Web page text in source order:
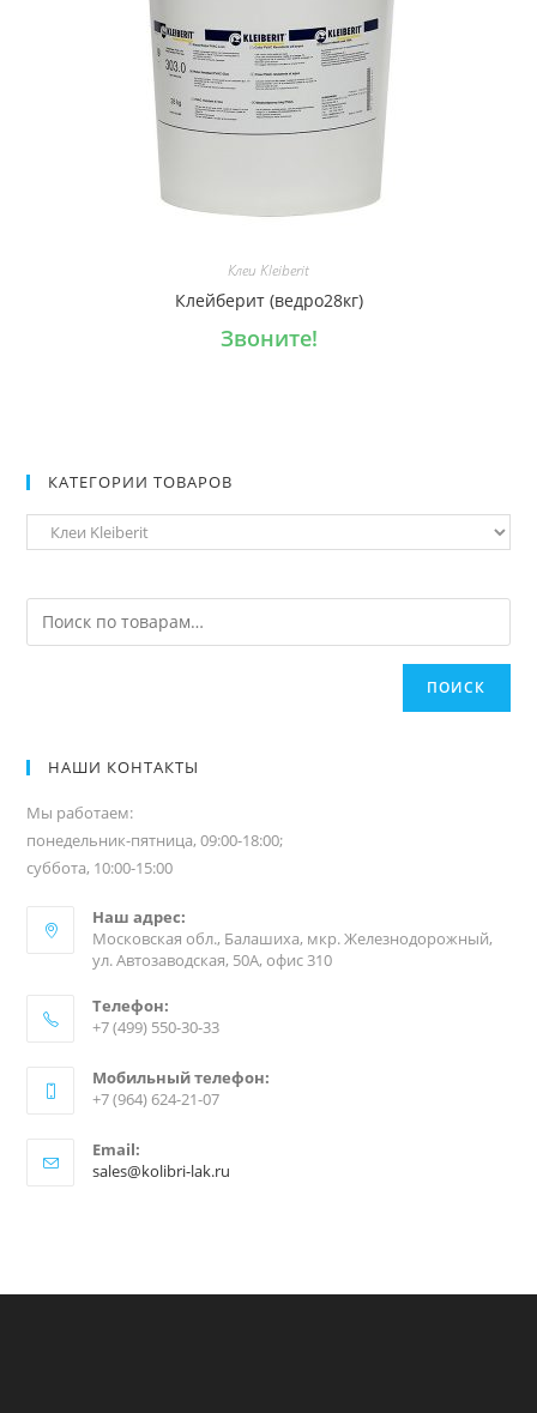
Клеи Kleiberit
Клейберит (ведро28кг)
Звоните!
КАТЕГОРИИ ТОВАРОВ
ПОИСК
НАШИ КОНТАКТЫ
Мы работаем:
понедельник-пятница, 09:00-18:00;
суббота, 10:00-15:00
Наш адрес:
Московская обл., Балашиха, мкр. Железнодорожный,
ул. Автозаводская, 50А, офис 310
Телефон:
+7 (499) 550-30-33
Мобильный телефон:
+7 (964) 624-21-07
Email:
sales@kolibri-lak.ru